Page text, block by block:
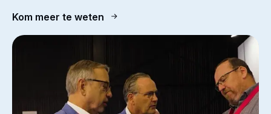
Kom meer te weten